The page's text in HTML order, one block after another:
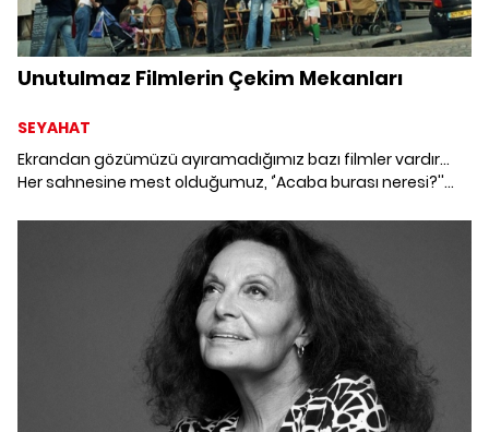
Unutulmaz Filmlerin Çekim Mekanları
SEYAHAT
Ekrandan gözümüzü ayıramadığımız bazı filmler vardır…
Her sahnesine mest olduğumuz, ‘'Acaba burası neresi?''
gidermek için unutulmaz filmlerin büyüleyici çekim
mekanlarını bir araya getirdik.